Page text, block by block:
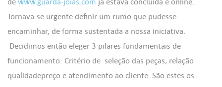
Tornava-se urgente definir um rumo que pudesse
encaminhar, de forma sustentada a nossa iniciativa.
Decidimos então eleger 3 pilares fundamentais de
funcionamento: Critério de seleção das peças, relação
qualidadepreço e atendimento ao cliente. São estes os
((TITLE))